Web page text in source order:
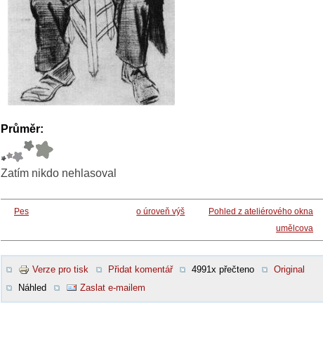
Průměr:
Zatím nikdo nehlasoval
Pes o úroveň výš
Pohled z ateliérového okna
umělcova
Verze pro tisk Přidat komentář 4991x přečteno
Original
Náhled
Zaslat e-mailem